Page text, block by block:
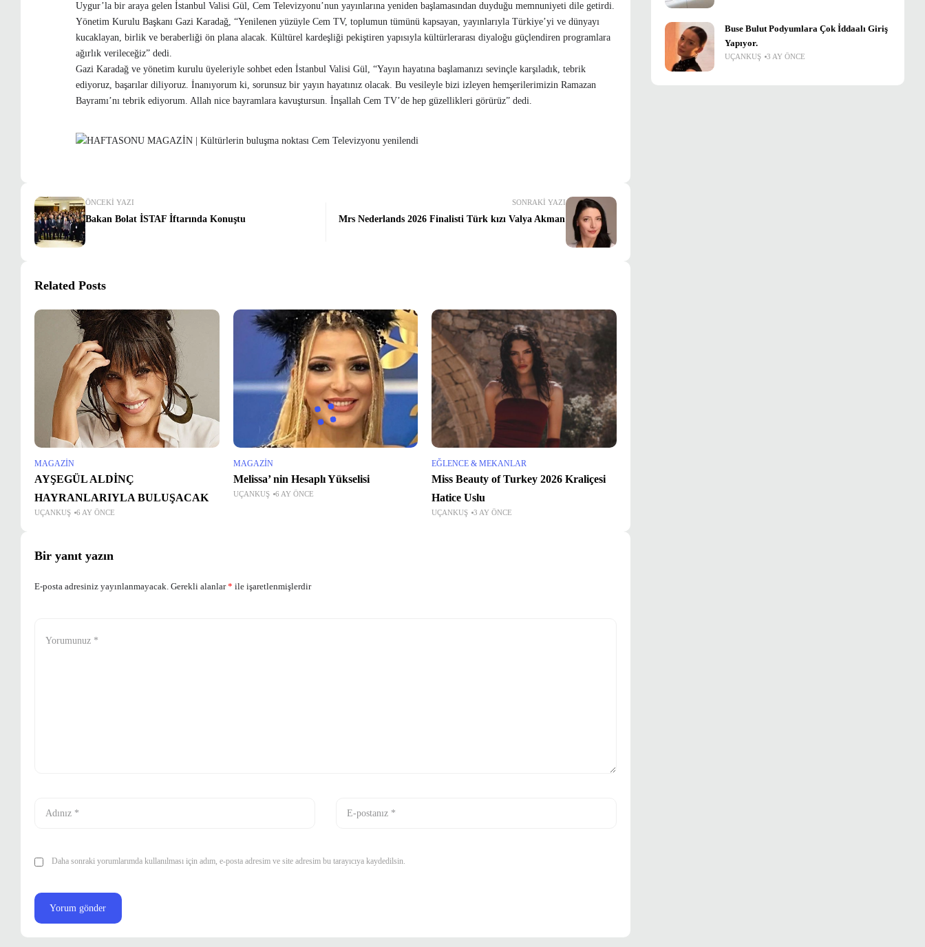
Uygur’la bir araya gelen İstanbul Valisi Gül, Cem Televizyonu’nun yayınlarına yeniden başlamasından duyduğu memnuniyeti dile getirdi.
Yönetim Kurulu Başkanı Gazi Karadağ, “Yenilenen yüzüyle Cem TV, toplumun tümünü kapsayan, yayınlarıyla Türkiye’yi ve dünyayı
kucaklayan, birlik ve beraberliği ön plana alacak. Kültürel kardeşliği pekiştiren yapısıyla kültürlerarası diyaloğu güçlendiren programlara
ağırlık verileceğiz” dedi.
Gazi Karadağ ve yönetim kurulu üyeleriyle sohbet eden İstanbul Valisi Gül, “Yayın hayatına başlamanızı sevinçle karşıladık, tebrik
ediyoruz, başarılar diliyoruz. İnanıyorum ki, sorunsuz bir yayın hayatınız olacak. Bu vesileyle bizi izleyen hemşerilerimizin Ramazan
Bayramı’nı tebrik ediyorum. Allah nice bayramlara kavuştursun. İnşallah Cem TV’de hep güzellikleri görürüz” dedi.
ÖNCEKI YAZI
Bakan Bolat İSTAF İftarında Konuştu
SONRAKI YAZI
Mrs Nederlands 2026 Finalisti Türk kızı Valya Akman
Related Posts
MAGAZIN
AYŞEGÜL ALDİNÇ
HAYRANLARIYLA BULUŞACAK
UÇANKUŞ 6 AY ÖNCE
MAGAZIN
Melissa’ nin Hesaplı Yükselisi
UÇANKUŞ 6 AY ÖNCE
EĞLENCE & MEKANLAR
Miss Beauty of Turkey 2026 Kraliçesi
Hatice Uslu
UÇANKUŞ 3 AY ÖNCE
Bir yanıt yazın
E-posta adresiniz yayınlanmayacak. Gerekli alanlar* ile işaretlenmişlerdir
Daha sonraki yorumlarımda kullanılması için adım, e-posta adresim ve site adresim bu tarayıcıya kaydedilsin.
Buse Bulut Podyumlara Çok İddaalı Giriş
Yapıyor.
UÇANKUŞ 3 AY ÖNCE